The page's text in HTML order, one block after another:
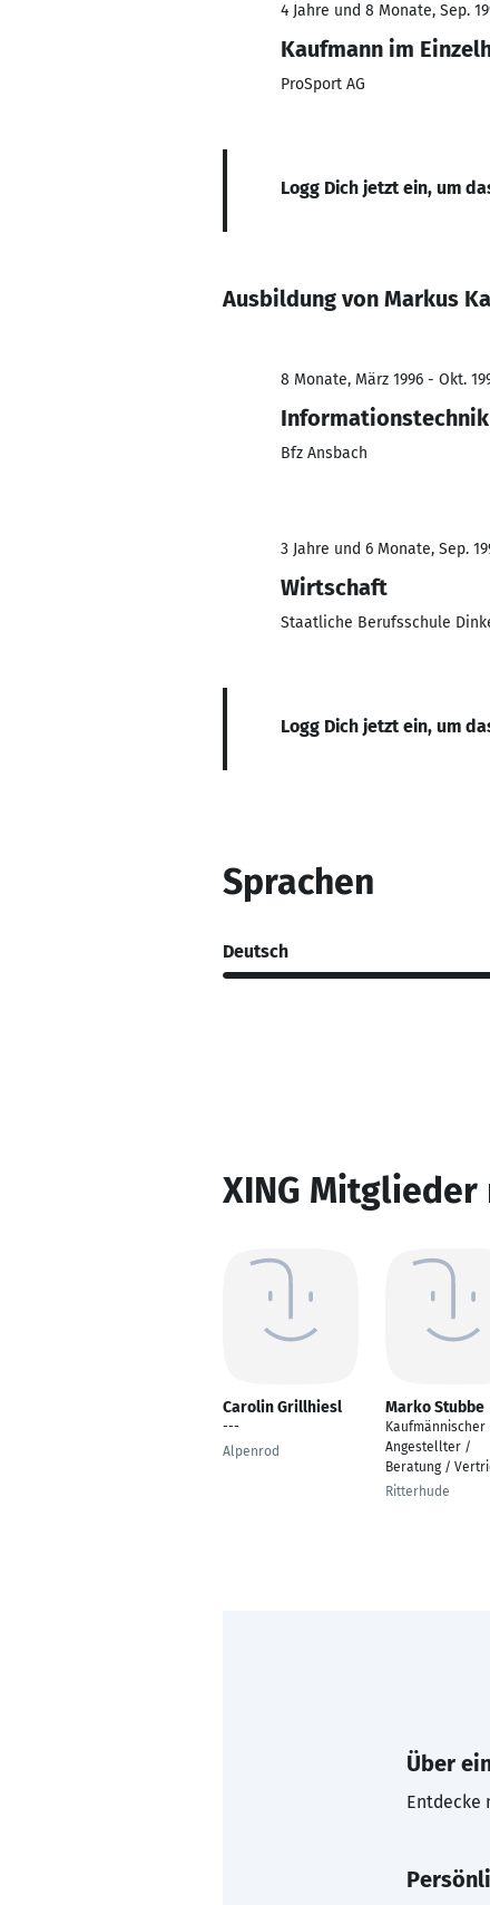
4 Jahre und 8 Monate, Sep.
Kaufmann im
ProSport AG
Logg Dich jetzt ein, um
Ausbildung von Markus
8 Monate, März 1996 - Okt.
Informationstechnik
Bfz Ansbach
3 Jahre und 6 Monate, Sep.
Wirtschaft
Staatliche Berufsschule
Logg Dich jetzt ein, um
Sprachen
Deutsch
XING
Carolin Grillhiesl
---
Alpenrod
Marko Stubbe
Kaufmännischer
Angestellter /
Beratung /
Ritterhude
Über
Entdecke